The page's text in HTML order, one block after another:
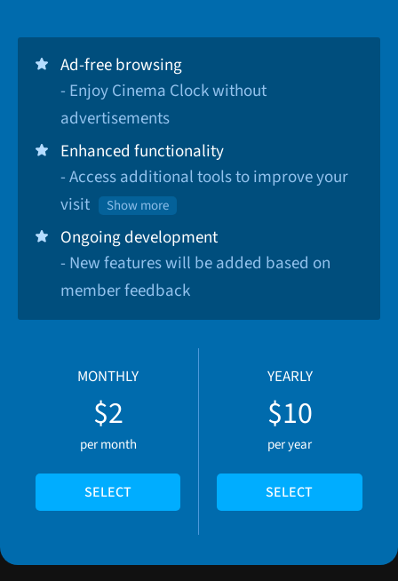
Ad-free browsing
- Enjoy Cinema Clock without
advertisements
Enhanced functionality
- Access additional tools to improve your
visit
Show more
Ongoing development
- New features will be added based on
member feedback
MONTHLY
$2
per month
SELECT
YEARLY
$10
per year
SELECT